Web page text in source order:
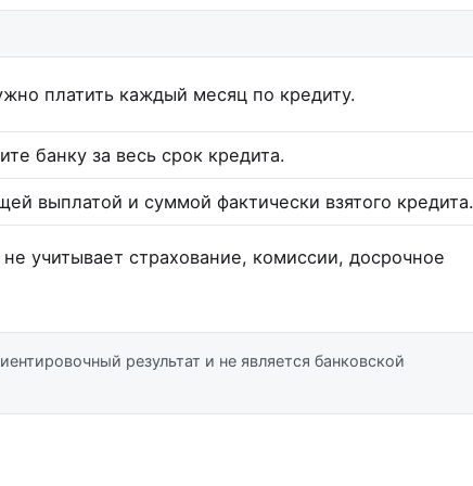
платить каждый месяц по кредиту.
банку за весь срок кредита.
выплатой и суммой фактически взятого кредита.
учитывает страхование, комиссии, досрочное
результат и не является банковской